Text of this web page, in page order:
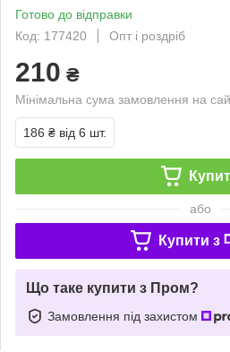
Готово до відправки
Код: 177420
Опт і роздріб
210 ₴
Мінімальна сума замовлення на
186 ₴ від 6 шт.
або
Купити з
Що таке купити з Пром?
Замовлення під захистом